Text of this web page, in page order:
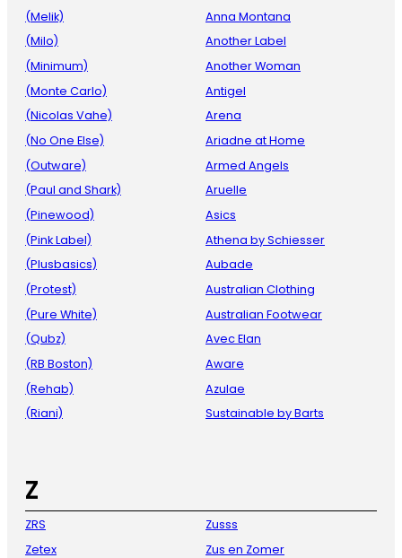
(Melik)
(Milo)
(Minimum)
(Monte Carlo)
(Nicolas Vahe)
(No One Else)
(Outware)
(Paul and Shark)
(Pinewood)
(Pink Label)
(Plusbasics)
(Protest)
(Pure White)
(Qubz)
(RB Boston)
(Rehab)
(Riani)
Anna Montana
Another Label
Another Woman
Antigel
Arena
Ariadne at Home
Armed Angels
Aruelle
Asics
Athena by Schiesser
Aubade
Australian Clothing
Australian Footwear
Avec Elan
Aware
Azulae
Sustainable by Barts
Z
ZRS
Zetex
Zusss
Zus en Zomer